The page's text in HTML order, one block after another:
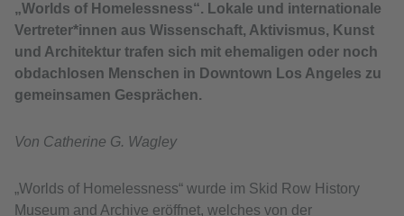
„Worlds of Homelessness“. Lokale und internationale
Vertreter*innen aus Wissenschaft, Aktivismus, Kunst
und Architektur trafen sich mit ehemaligen oder noch
obdachlosen Menschen in Downtown Los Angeles zu
gemeinsamen Gesprächen.
Von Catherine G. Wagley
„Worlds of Homelessness“ wurde im Skid Row History
Museum and Archive eröffnet, welches von der